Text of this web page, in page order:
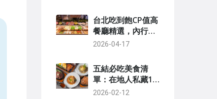
台北吃到飽CP值高
餐廳精選，內行人
才知的省錢攻略
2026-04-17
五結必吃美食清
單：在地人私藏10
間餐廳與小吃全攻
2026-02-12